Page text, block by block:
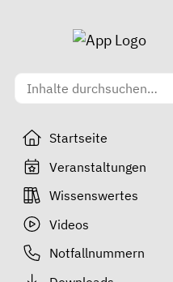
Startseite
Veranstaltungen
Wissenswertes
Videos
Notfallnummern